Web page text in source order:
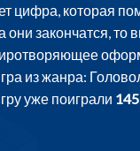
цифра, которая
они закончатся,
из жанра:
уже поиграли 145